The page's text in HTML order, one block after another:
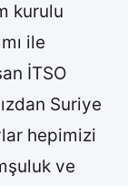
kurulu
ile
İTSO
Suriye
hepimizi
ve